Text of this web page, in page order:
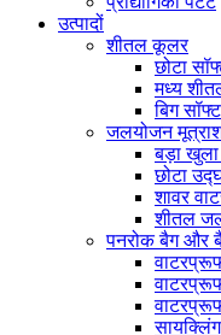
उत्पादों
शीतल कूलर
छोटा
मध्य
बिग
जलयोजन
बड़ा
छोटा
शावर
शीतल
पनरोक बैग और